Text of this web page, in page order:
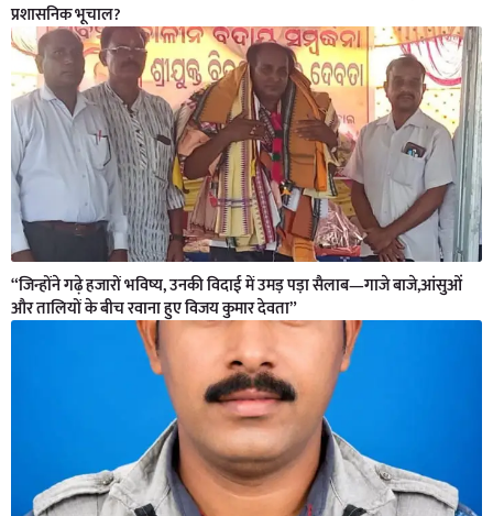
प्रशासनिक भूचाल?
“जिन्होंने गढ़े हजारों भविष्य, उनकी विदाई में उमड़ पड़ा सैलाब—गाजे बाजे,आंसुओं
और तालियों के बीच रवाना हुए विजय कुमार देवता”